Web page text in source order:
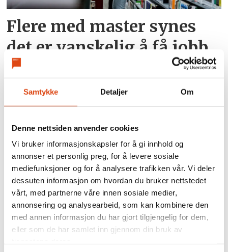
Samtykke Detaljer Om
Denne nettsiden anvender cookies
Vi bruker informasjonskapsler for å gi innhold og
annonser et personlig preg, for å levere sosiale
mediefunksjoner og for å analysere trafikken vår. Vi deler
dessuten informasjon om hvordan du bruker nettstedet
vårt, med partnerne våre innen sosiale medier,
annonsering og analysearbeid, som kan kombinere den
med annen informasjon du har gjort tilgjengelig for dem,
eller som de har samlet inn gjennom din bruk av
Flere med master synes
det er vanskelig å få jobb
Fit for flight